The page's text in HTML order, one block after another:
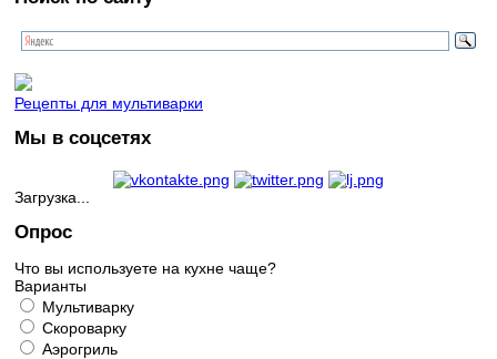
Рецепты для мультиварки
Мы в соцсетях
Загрузка...
Опрос
Что вы используете на кухне чаще?
Варианты
Мультиварку
Скороварку
Аэрогриль